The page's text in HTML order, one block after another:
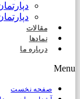
مقالات
نمادها
درباره ما
Menu
صفحه نخست